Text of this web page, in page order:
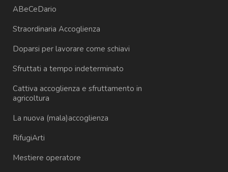
ABeCeDario
Straordinaria Accoglienza
Doparsi per lavorare come schiavi
Sfruttati a tempo indeterminato
Cattiva accoglienza e sfruttamento in
agricoltura
La nuova (mala)accoglienza
RifugiArti
Mestiere operatore